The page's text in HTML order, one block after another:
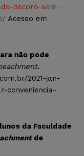
decoro-sem-
Acesso em
não pode
.
2021-jan-
conveniencia-
da Faculdade
de